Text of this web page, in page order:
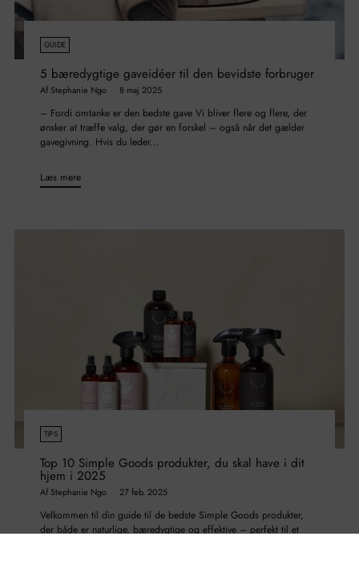
GUIDE
5 bæredygtige gaveidéer til den bevidste forbruger
Af Stephanie Ngo 8 maj 2025
– Fordi omtanke er den bedste gave Vi bliver flere og flere, der
ønsker at træffe valg, der gør en forskel – også når det gælder
gavegivning. Hvis du leder...
Læs mere
TIPS
Top 10 Simple Goods produkter, du skal have i dit
hjem i 2025
Af Stephanie Ngo 27 feb. 2025
Velkommen til din guide til de bedste Simple Goods produkter,
der både er naturlige, bæredygtige og effektive – perfekt til et